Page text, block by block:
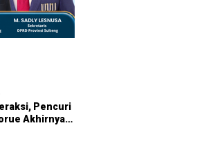
Pencuri
Akhirnya